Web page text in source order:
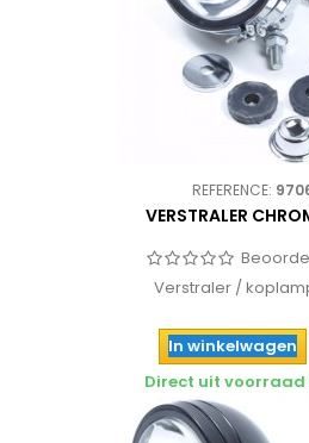
REFERENCE:
VERSTRALER
Verstraler /
In winkelwagen
Direct uit